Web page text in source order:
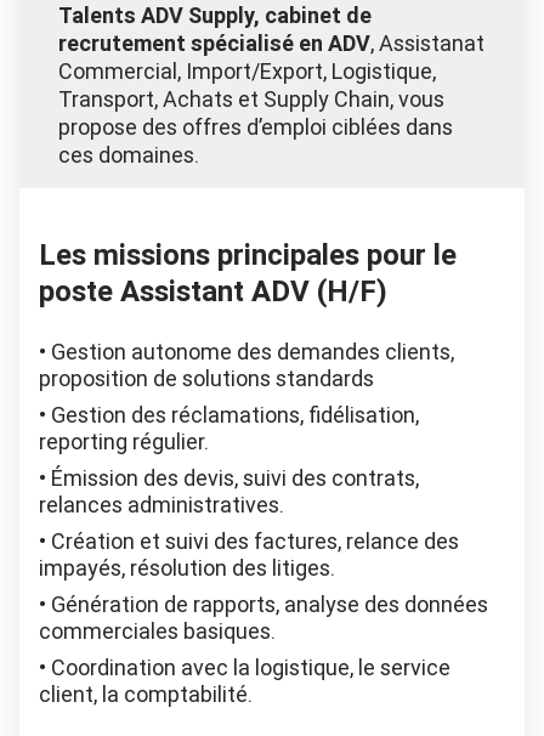
Talents ADV Supply, cabinet de
recrutement spécialisé en ADV, Assistanat
Commercial, Import/Export, Logistique,
Transport, Achats et Supply Chain, vous
propose des offres d’emploi ciblées dans
ces domaines.
Les missions principales pour le
poste Assistant ADV (H/F)
Gestion autonome des demandes clients,
proposition de solutions standards
Gestion des réclamations, fidélisation,
reporting régulier.
Émission des devis, suivi des contrats,
relances administratives.
Création et suivi des factures, relance des
impayés, résolution des litiges.
Génération de rapports, analyse des données
commerciales basiques.
Coordination avec la logistique, le service
client, la comptabilité.